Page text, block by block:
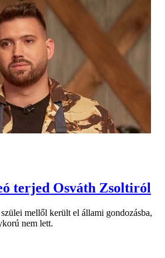
terjed Osváth Zsoltiról
mellől került el állami gondozásba,
nem lett.